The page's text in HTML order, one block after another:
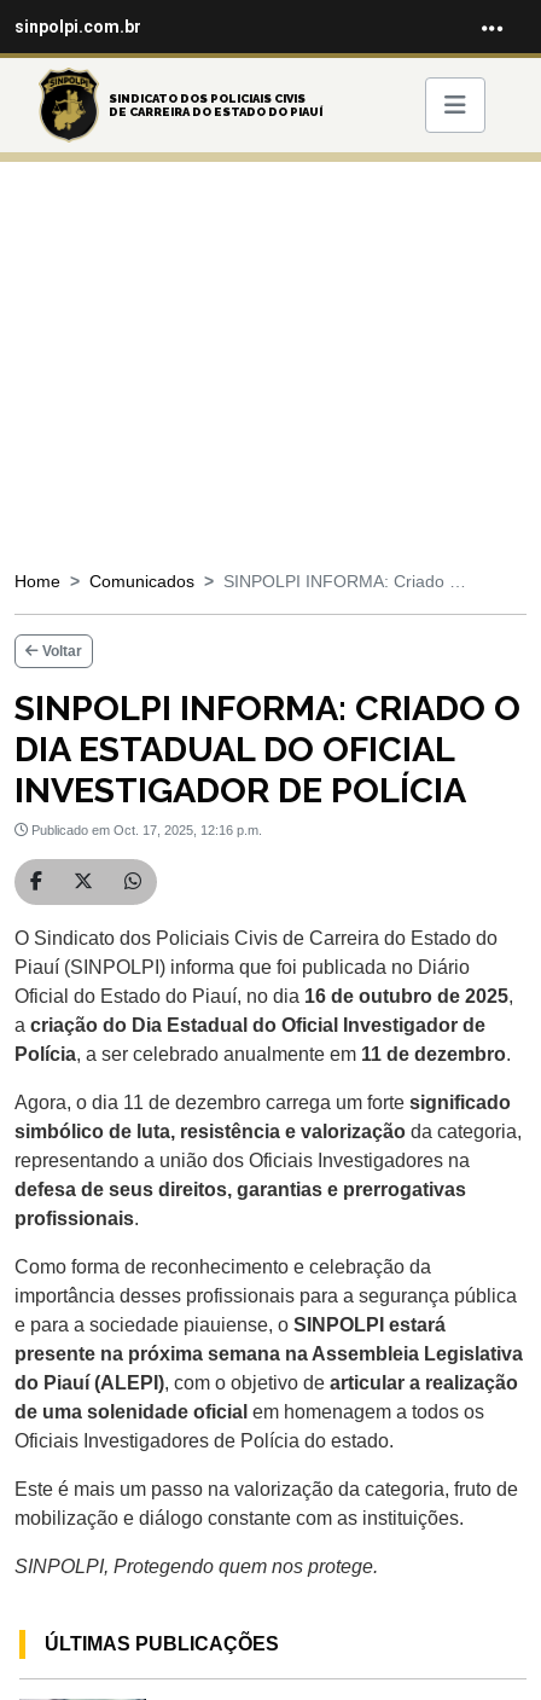
sinpolpi.com.br
SINDICATO DOS POLICIAIS CIVIS
DE CARREIRA DO ESTADO DO PIAUÍ
Home Comunicados SINPOLPI INFORMA: Criado …
Voltar
SINPOLPI INFORMA: CRIADO O
DIA ESTADUAL DO OFICIAL
INVESTIGADOR DE POLÍCIA
Publicado em Oct. 17, 2025, 12:16 p.m.
Compartilhar no Facebook
Compartilhar no Twitter
Compartilhar no WhatsApp
O Sindicato dos Policiais Civis de Carreira do Estado do
Piauí (SINPOLPI) informa que foi publicada no Diário
Oficial do Estado do Piauí, no dia 16 de outubro de 2025,
a criação do Dia Estadual do Oficial Investigador de
Polícia, a ser celebrado anualmente em 11 de dezembro.
Agora, o dia 11 de dezembro carrega um forte significado
simbólico de luta, resistência e valorização da categoria,
representando a união dos Oficiais Investigadores na
defesa de seus direitos, garantias e prerrogativas
profissionais.
Como forma de reconhecimento e celebração da
importância desses profissionais para a segurança pública
e para a sociedade piauiense, o SINPOLPI estará
presente na próxima semana na Assembleia Legislativa
do Piauí (ALEPI), com o objetivo de articular a realização
de uma solenidade oficial em homenagem a todos os
Oficiais Investigadores de Polícia do estado.
Este é mais um passo na valorização da categoria, fruto de
mobilização e diálogo constante com as instituições.
SINPOLPI, Protegendo quem nos protege.
ÚLTIMAS PUBLICAÇÕES